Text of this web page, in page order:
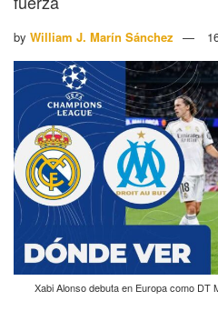
by William J. Marín Sánchez
Xabi Alonso debuta en Europa como